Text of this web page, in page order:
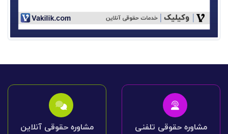
مشاوره حقوقی تلفنی مشاوره حقوقی آنلاین